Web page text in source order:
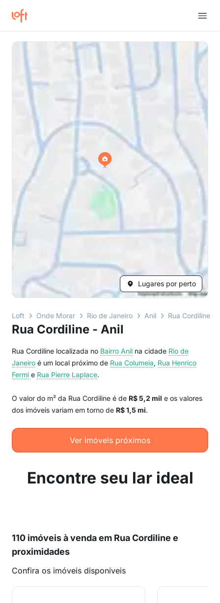
Lugares por perto
Loft Onde Morar Rio de Janeiro Anil Rua Cordiline
Rua Cordiline - Anil
Rua Cordiline localizada no Bairro Anil na cidade Rio de
Janeiro é um local próximo de Rua Columeia, Rua Henrico
Fermi e Rua Pierre Laplace.
O valor do m² da Rua Cordiline é de R$ 5,2 mil e os valores
dos imóveis variam em torno de R$ 1,5 mi.
Ver imóveis próximos
Encontre seu lar ideal
110 imóveis à venda em Rua Cordiline e
proximidades
Confira os imóveis disponíveis